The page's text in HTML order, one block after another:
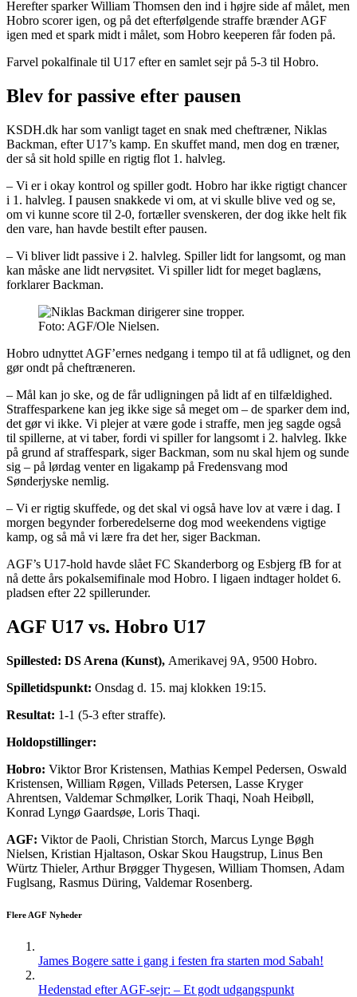
Herefter sparker William Thomsen den ind i højre side af målet, men
Hobro scorer igen, og på det efterfølgende straffe brænder AGF
igen med et spark midt i målet, som Hobro keeperen får foden på.
Farvel pokalfinale til U17 efter en samlet sejr på 5-3 til Hobro.
Blev for passive efter pausen
KSDH.dk har som vanligt taget en snak med cheftræner, Niklas
Backman, efter U17’s kamp. En skuffet mand, men dog en træner,
der så sit hold spille en rigtig flot 1. halvleg.
– Vi er i okay kontrol og spiller godt. Hobro har ikke rigtigt chancer
i 1. halvleg. I pausen snakkede vi om, at vi skulle blive ved og se,
om vi kunne score til 2-0, fortæller svenskeren, der dog ikke helt fik
den vare, han havde bestilt efter pausen.
– Vi bliver lidt passive i 2. halvleg. Spiller lidt for langsomt, og man
kan måske ane lidt nervøsitet. Vi spiller lidt for meget baglæns,
forklarer Backman.
Foto: AGF/Ole Nielsen.
Hobro udnyttet AGF’ernes nedgang i tempo til at få udlignet, og den
gør ondt på cheftræneren.
– Mål kan jo ske, og de får udligningen på lidt af en tilfældighed.
Straffesparkene kan jeg ikke sige så meget om – de sparker dem ind,
det gør vi ikke. Vi plejer at være gode i straffe, men jeg sagde også
til spillerne, at vi taber, fordi vi spiller for langsomt i 2. halvleg. Ikke
på grund af straffespark, siger Backman, som nu skal hjem og sunde
sig – på lørdag venter en ligakamp på Fredensvang mod
Sønderjyske nemlig.
– Vi er rigtig skuffede, og det skal vi også have lov at være i dag. I
morgen begynder forberedelserne dog mod weekendens vigtige
kamp, og så må vi lære fra det her, siger Backman.
AGF’s U17-hold havde slået FC Skanderborg og Esbjerg fB for at
nå dette års pokalsemifinale mod Hobro. I ligaen indtager holdet 6.
pladsen efter 22 spillerunder.
AGF U17 vs. Hobro U17
Spillested: DS Arena (Kunst), Amerikavej 9A, 9500 Hobro.
Spilletidspunkt: Onsdag d. 15. maj klokken 19:15.
Resultat: 1-1 (5-3 efter straffe).
Holdopstillinger:
Hobro: Viktor Bror Kristensen, Mathias Kempel Pedersen, Oswald
Kristensen, William Røgen, Villads Petersen, Lasse Kryger
Ahrentsen, Valdemar Schmølker, Lorik Thaqi, Noah Heibøll,
Konrad Lyngø Gaardsøe, Loris Thaqi.
AGF: Viktor de Paoli, Christian Storch, Marcus Lynge Bøgh
Nielsen, Kristian Hjaltason, Oskar Skou Haugstrup, Linus Ben
Würtz Thieler, Arthur Brøgger Thygesen, William Thomsen, Adam
Fuglsang, Rasmus Düring, Valdemar Rosenberg.
Flere AGF Nyheder
James Bogere satte i gang i festen fra starten mod Sabah!
Hedenstad efter AGF-sejr: – Et godt udgangspunkt